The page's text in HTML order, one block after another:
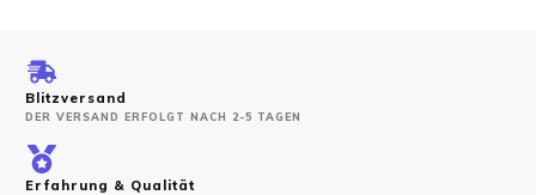
Blitzversand
DER VERSAND ERFOLGT NACH 2-5 TAGEN
Erfahrung & Qualität